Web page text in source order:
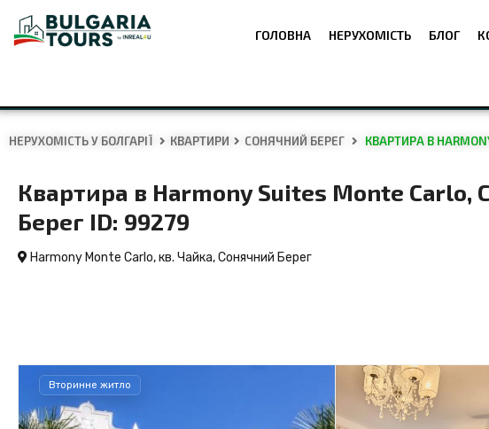
ГОЛОВНА НЕРУХОМІСТЬ БЛОГ
НЕРУХОМІСТЬ У БОЛГАРІЇ КВАРТИРИ СОНЯЧНИЙ БЕРЕГ КВАРТИРА В
Квартира в Harmony Suites Monte Carlo,
Берег ID: 99279
Harmony Monte Carlo, кв. Чайка,Сонячний Берег
Вторинне житло